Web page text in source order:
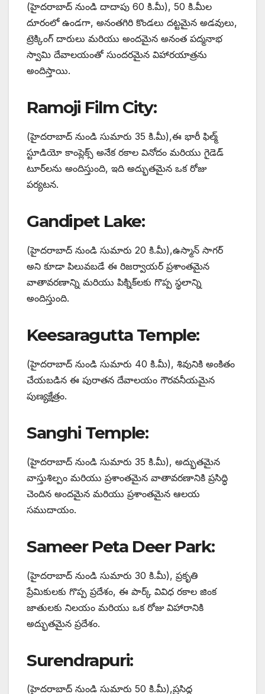
(హైదరాబాద్ నుండి దాదాపు 60 కి.మీ), 50 కి.మీల
దూరంలో ఉండగా, అనంతగిరి కొండలు దట్టమైన అడవులు,
ట్రెక్కింగ్ దారులు మరియు అందమైన అనంత పద్మనాభ
స్వామి దేవాలయంతో సుందరమైన విహారయాత్రను
అందిస్తాయి.
Ramoji Film City:
(హైదరాబాద్ నుండి సుమారు 35 కి.మీ),ఈ భారీ ఫిల్మ్
స్టూడియో కాంప్లెక్స్ అనేక రకాల వినోదం మరియు గైడెడ్
టూర్‌లను అందిస్తుంది, ఇది అద్భుతమైన ఒక రోజు
పర్యటన.
Gandipet Lake:
(హైదరాబాద్ నుండి సుమారు 20 కి.మీ),ఉస్మాన్ సాగర్
అని కూడా పిలువబడే ఈ రిజర్వాయర్ ప్రశాంతమైన
వాతావరణాన్ని మరియు పిక్నిక్‌లకు గొప్ప స్థలాన్ని
అందిస్తుంది.
Keesaragutta Temple:
(హైదరాబాద్ నుండి సుమారు 40 కి.మీ), శివునికి అంకితం
చేయబడిన ఈ పురాతన దేవాలయం గౌరవనీయమైన
పుణ్యక్షేత్రం.
Sanghi Temple:
(హైదరాబాద్ నుండి సుమారు 35 కి.మీ), అద్భుతమైన
వాస్తుశిల్పం మరియు ప్రశాంతమైన వాతావరణానికి ప్రసిద్ధి
చెందిన అందమైన మరియు ప్రశాంతమైన ఆలయ
సముదాయం.
Sameer Peta Deer Park:
(హైదరాబాద్ నుండి సుమారు 30 కి.మీ), ప్రకృతి
ప్రేమికులకు గొప్ప ప్రదేశం, ఈ పార్క్ వివిధ రకాల జింక
జాతులకు నిలయం మరియు ఒక రోజు విహారానికి
అద్భుతమైన ప్రదేశం.
Surendrapuri:
(హైదరాబాద్ నుండి సుమారు 50 కి.మీ),ప్రసిద్ధ